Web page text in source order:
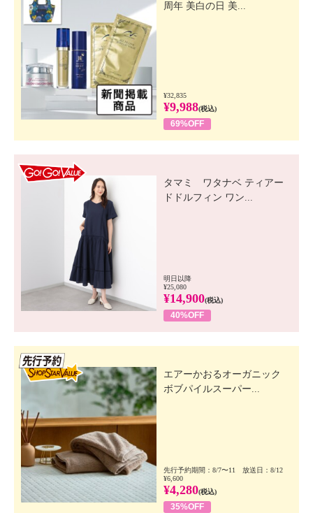
周年 美白の日 美...
¥32,835
¥9,988(税込)
69%OFF
タマミ ワタナベ ティアー
ドドルフィン ワン...
明日以降
¥25,080
¥14,900(税込)
40%OFF
エアーかおるオーガニック
ボブパイルスーパー...
先行予約期間：8/7〜11 放送日：8/12
¥6,600
¥4,280(税込)
35%OFF